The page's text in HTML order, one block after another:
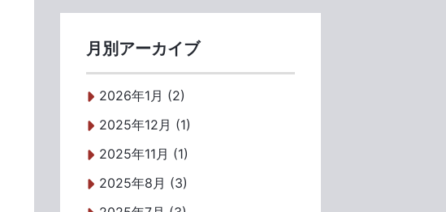
月別アーカイブ
2026年1月 (2)
2025年12月 (1)
2025年11月 (1)
2025年8月 (3)